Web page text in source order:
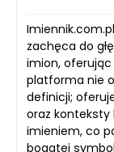
zachęca do
imion, oferując
platforma nie
definicji;
oraz konteksty
imieniem, co
bogatej